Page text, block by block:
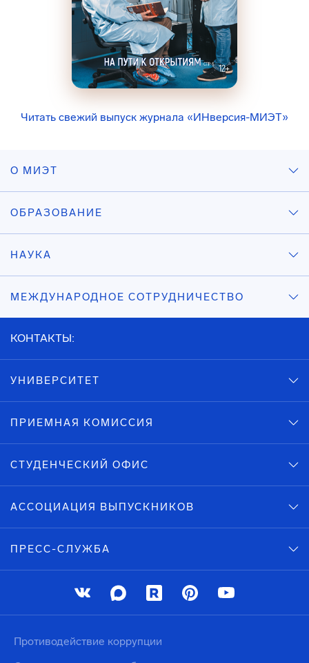
Читать свежий выпуск журнала «ИНверсия-МИЭТ»
О МИЭТ
ОБРАЗОВАНИЕ
НАУКА
МЕЖДУНАРОДНОЕ СОТРУДНИЧЕСТВО
КОНТАКТЫ:
УНИВЕРСИТЕТ
ПРИЕМНАЯ КОМИССИЯ
СТУДЕНЧЕСКИЙ ОФИС
АССОЦИАЦИЯ ВЫПУСКНИКОВ
ПРЕСС-СЛУЖБА
Противодействие коррупции